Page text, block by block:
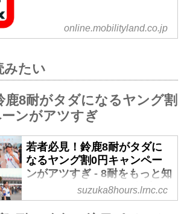
online.mobilityland.co.jp
みたい
鹿8耐がタダになるヤング割
ンがアツすぎ
若者必見！鈴鹿8耐がタダに
なるヤング割0円キャンペー
ンがアツすぎ - 8耐をもっと知
ろう！"コカ・コーラ"鈴鹿8
耐 特設サイト
suzuka8hours.lrnc.cc